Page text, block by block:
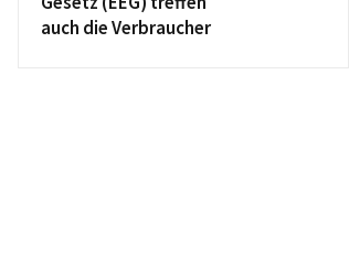
auch die Verbraucher